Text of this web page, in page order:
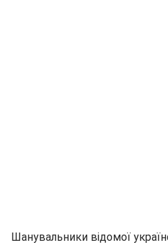
Шанувальники відомої